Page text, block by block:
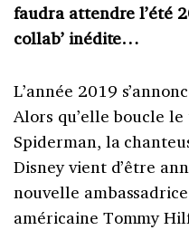
faudra attendre l’été
collab’ inédite…
L’année 2019
Alors qu’elle boucle
Spiderman, la
Disney vient d’être
nouvelle
américaine Tommy